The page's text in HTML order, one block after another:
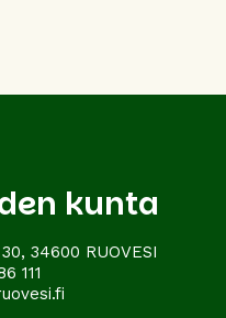
kunta
34600 RUOVESI
111